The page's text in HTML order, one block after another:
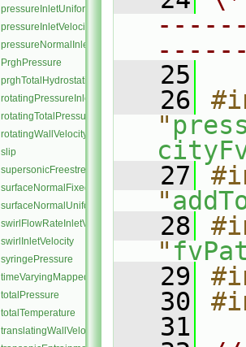
pressureInletUniformVelocity
pressureInletVelocity
pressureNormalInletOutletVelocity
PrghPressure
prghTotalHydrostaticPressure
rotatingPressureInletOutletVelocity
rotatingTotalPressure
rotatingWallVelocity
slip
supersonicFreestream
surfaceNormalFixedValue
surfaceNormalUniformFixedValue
swirlFlowRateInletVelocity
swirlInletVelocity
syringePressure
timeVaryingMappedFixedValue
totalPressure
totalTemperature
translatingWallVelocity
   25
   26
"
   27
"
   28
"
   29
   30
   31